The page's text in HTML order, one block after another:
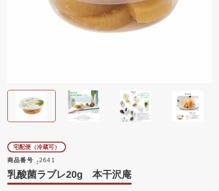
宅配便（冷蔵可）
商品番号
2641
乳酸菌ラブレ20g 本干沢庵